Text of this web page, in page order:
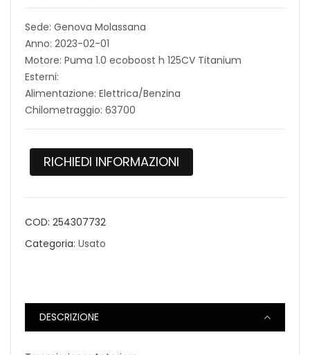
Sede: Genova Molassana
Anno: 2023-02-01
Motore: Puma 1.0 ecoboost h 125CV Titanium
Esterni:
Alimentazione: Elettrica/Benzina
Chilometraggio: 63700
RICHIEDI INFORMAZIONI
COD: 254307732
Categoria: Usato
DESCRIZIONE